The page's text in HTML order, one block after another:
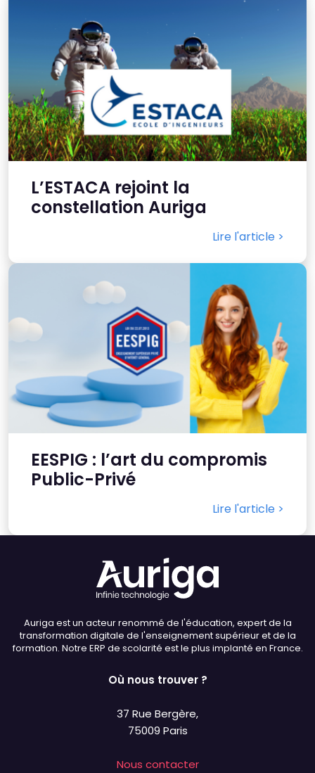
L’ESTACA rejoint la
constellation Auriga
Lire l'article >
EESPIG : l’art du compromis
Public-Privé
Lire l'article >
Auriga est un acteur renommé de l'éducation, expert de la
transformation digitale de l'enseignement supérieur et de la
formation. Notre ERP de scolarité est le plus implanté en France.
Où nous trouver ?
37 Rue Bergère,
75009 Paris
Nous contacter
Défaut Adapter
Taille du texte
Défaut Augmenter
Interlignage
Défaut Augmenter
Justification
Défaut
Remplacer par du texte